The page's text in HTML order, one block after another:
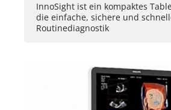
InnoSight ist ein kompaktes
die einfache, sichere und
Routinediagnostik